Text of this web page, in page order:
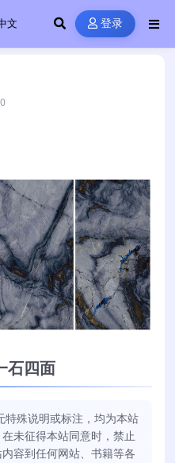
登录
石四面
特殊说明或标注，均为本站
未征得本站同意时，禁止
容到任何网站、书籍等各